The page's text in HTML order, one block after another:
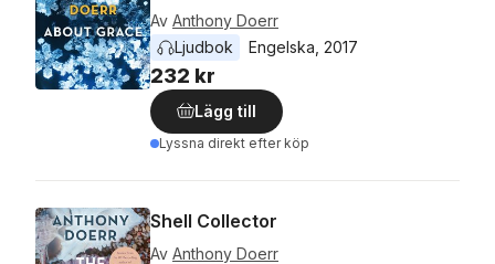
Av Anthony Doerr
Ljudbok
Engelska 2017
232 kr
Lägg till
Lyssna direkt efter köp
Shell Collector
Av Anthony Doerr